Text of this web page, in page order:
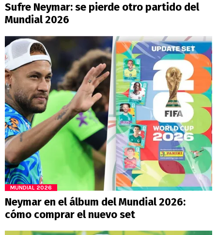
Sufre Neymar: se pierde otro partido del
Mundial 2026
MUNDIAL 2026
Neymar en el álbum del Mundial 2026:
cómo comprar el nuevo set